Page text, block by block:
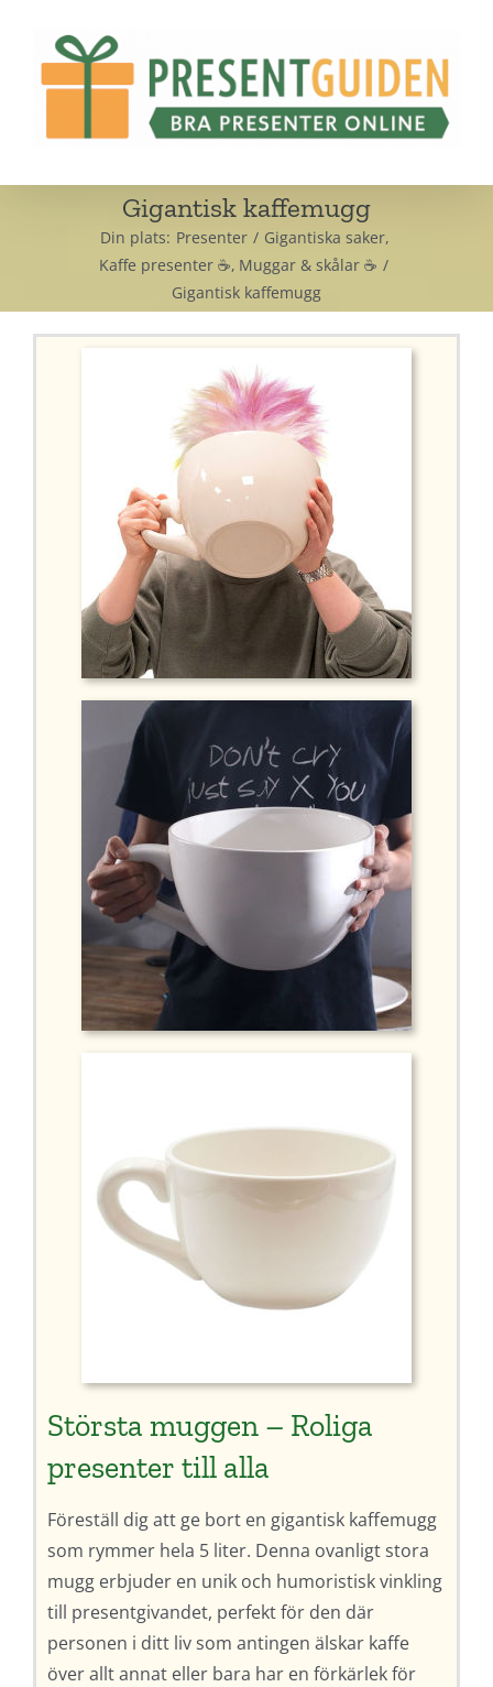
Gigantisk kaffemugg
Din plats: Presenter
Gigantiska saker
Kaffe presenter ☕ Muggar & skålar ☕
Gigantisk kaffemugg
Största muggen – Roliga
presenter till alla
Föreställ dig att ge bort en gigantisk kaffemugg
som rymmer hela 5 liter. Denna ovanligt stora
mugg erbjuder en unik och humoristisk vinkling
till presentgivandet, perfekt för den där
personen i ditt liv som antingen älskar kaffe
över allt annat eller bara har en förkärlek för